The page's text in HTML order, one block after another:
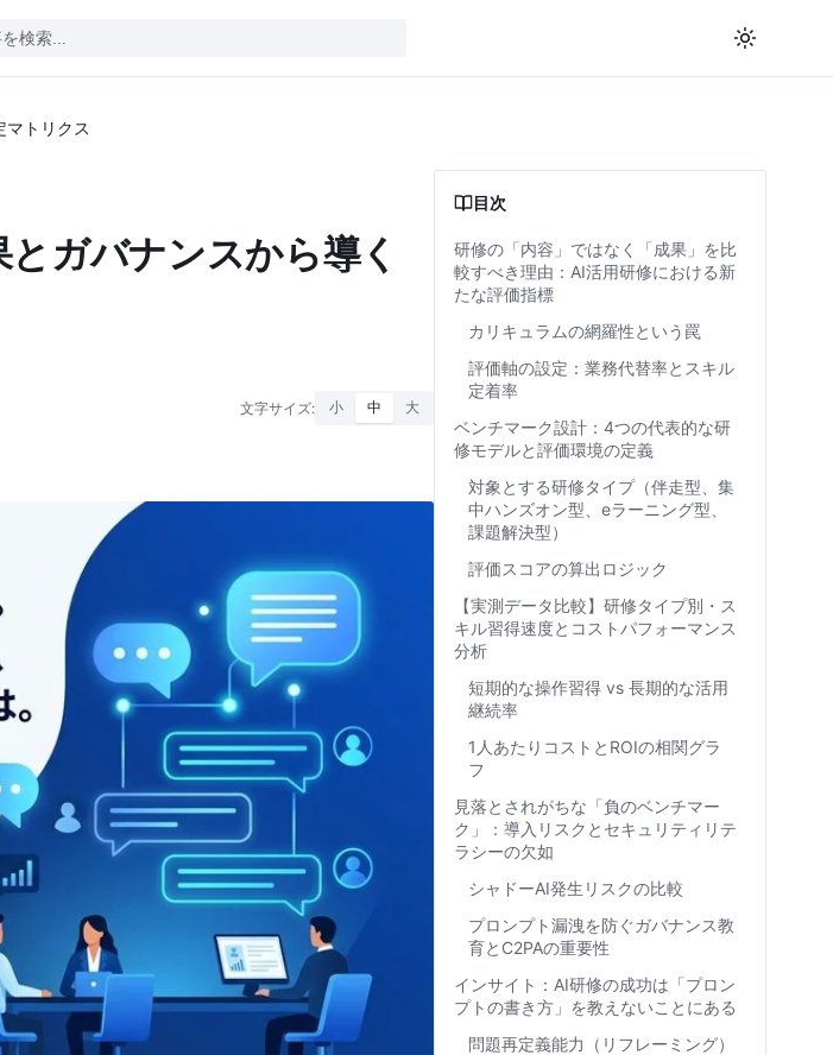
マトリクス
ガバナンスから導く
文字サイズ: 小 中 大
目次
研修の「内容」ではなく「成果」を比
較すべき理由：AI活用研修における新
たな評価指標
カリキュラムの網羅性という罠
評価軸の設定：業務代替率とスキル
定着率
ベンチマーク設計：4つの代表的な研
修モデルと評価環境の定義
対象とする研修タイプ（伴走型、集
中ハンズオン型、eラーニング型、
課題解決型）
評価スコアの算出ロジック
【実測データ比較】研修タイプ別・ス
キル習得速度とコストパフォーマンス
分析
短期的な操作習得 vs 長期的な活用
継続率
1人あたりコストとROIの相関グラ
フ
見落とされがちな「負のベンチマー
ク」：導入リスクとセキュリティリテ
ラシーの欠如
シャドーAI発生リスクの比較
プロンプト漏洩を防ぐガバナンス教
育とC2PAの重要性
インサイト：AI研修の成功は「プロン
プトの書き方」を教えないことにある
問題再定義能力（リフレーミング）